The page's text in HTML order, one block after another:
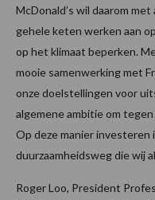
McDonald’s wil daarom
gehele keten werken aan
op het klimaat beperken.
mooie samenwerking met
onze doelstellingen voor
algemene ambitie om
Op deze manier
duurzaamheidsweg die wij
Roger Loo, President